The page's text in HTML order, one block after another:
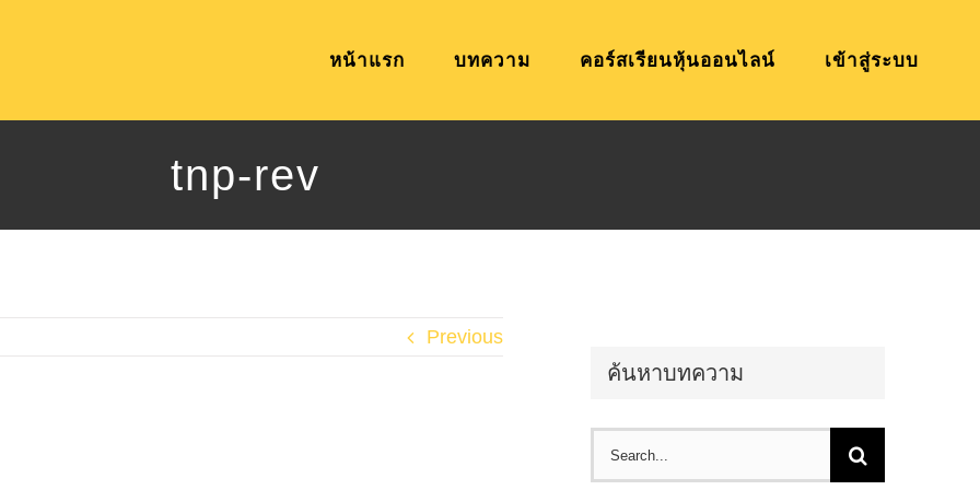
หน้าแรก บทความ คอร์สเรียนหุ้นออนไลน์ เข้าสู่ระบบ
tnp-rev
Previous
ค้นหาบทความ
Search